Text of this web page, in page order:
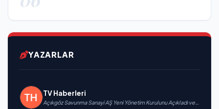
YAZARLAR
TV Haberleri
Açıkgöz Savunma Sanayi AŞ Yeni Yönetim Kurulunu Açıkladı ve